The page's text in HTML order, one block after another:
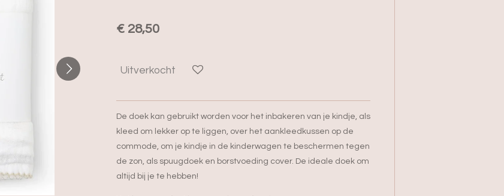
€ 28,50
Uitverkocht
De doek kan gebruikt worden voor het inbakeren van je kindje, als
kleed om lekker op te liggen, over het aankleedkussen op de
commode, om je kindje in de kinderwagen te beschermen tegen
de zon, als spuugdoek en borstvoeding cover. De ideale doek om
altijd bij je te hebben!